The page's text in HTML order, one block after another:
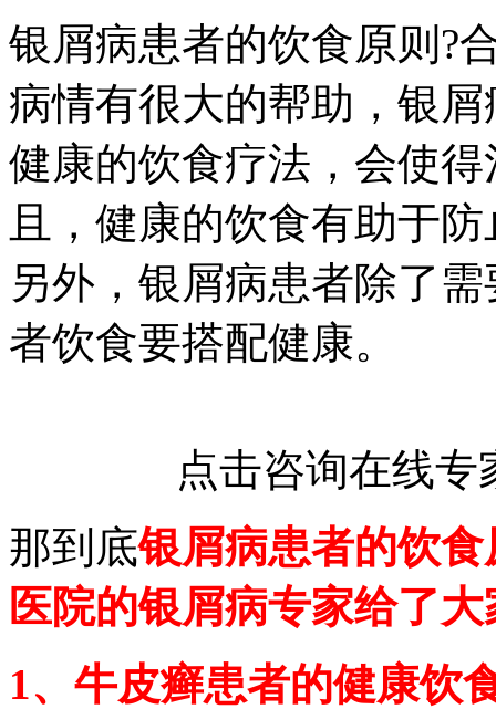
银屑病患者的饮食原则?
病情有很大的帮助，银
健康的饮食疗法，会使
且，健康的饮食有助于
另外，银屑病患者除了
者饮食要搭配健康。
点击咨询在线
那到底银屑病患者的饮
医院的银屑病专家给了
1、牛皮癣患者的健康饮